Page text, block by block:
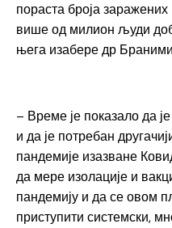
пораста броја
више од милион људи
њега изабере др
– Време је показало да
и да је потребан
пандемије изазване
да мере изолације и
пандемију и да се овом
приступити системски,